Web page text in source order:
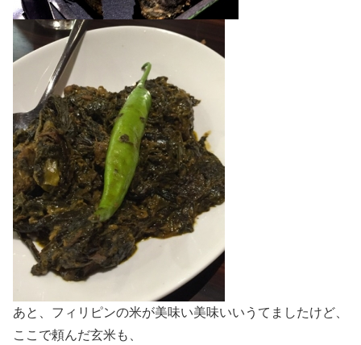
あと、フィリピンの米が美味い美味いいうてましたけど、
ここで頼んだ玄米も、